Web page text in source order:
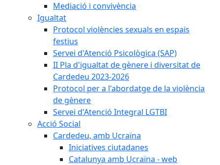
Mediació i convivència
Igualtat
Protocol violències sexuals en espais
festius
Servei d'Atenció Psicològica (SAP)
II Pla d'igualtat de gènere i diversitat de
Cardedeu 2023-2026
Protocol per a l'abordatge de la violència
de gènere
Servei d'Atenció Integral LGTBI
Acció Social
Cardedeu, amb Ucraïna
Iniciatives ciutadanes
Catalunya amb Ucraïna - web